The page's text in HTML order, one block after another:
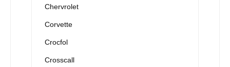
Chervrolet
Corvette
Crocfol
Crosscall